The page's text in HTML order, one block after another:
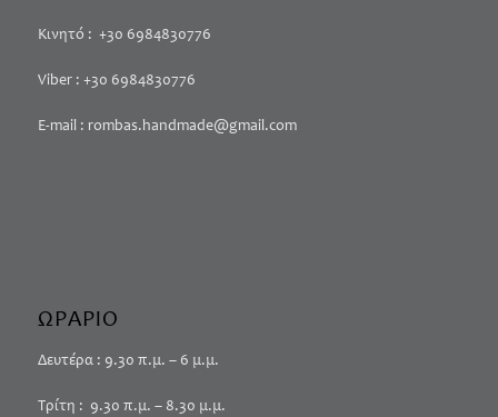
Κινητό : +30 6984830776
Viber : +30 6984830776
E-mail : rombas.handmade@gmail.com
ΩΡΑΡΙΟ
Δευτέρα : 9.30 π.μ. – 6 μ.μ.
Τρίτη : 9.30 π.μ. – 8.30 μ.μ.